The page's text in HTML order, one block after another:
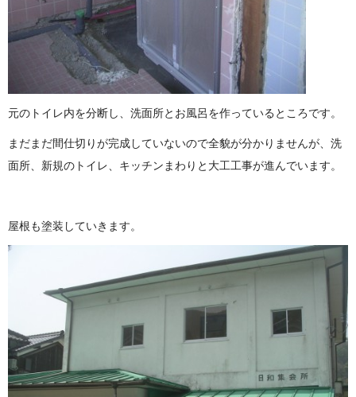
元のトイレ内を分断し、洗面所とお風呂を作っているところです。
まだまだ間仕切りが完成していないので全貌が分かりませんが、洗
面所、新規のトイレ、キッチンまわりと大工工事が進んでいます。
屋根も塗装していきます。